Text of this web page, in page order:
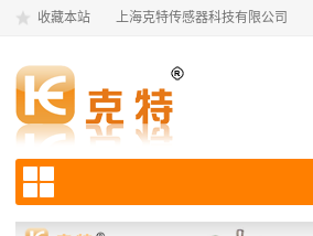
收藏本站 上海克特传感器科技有限公司